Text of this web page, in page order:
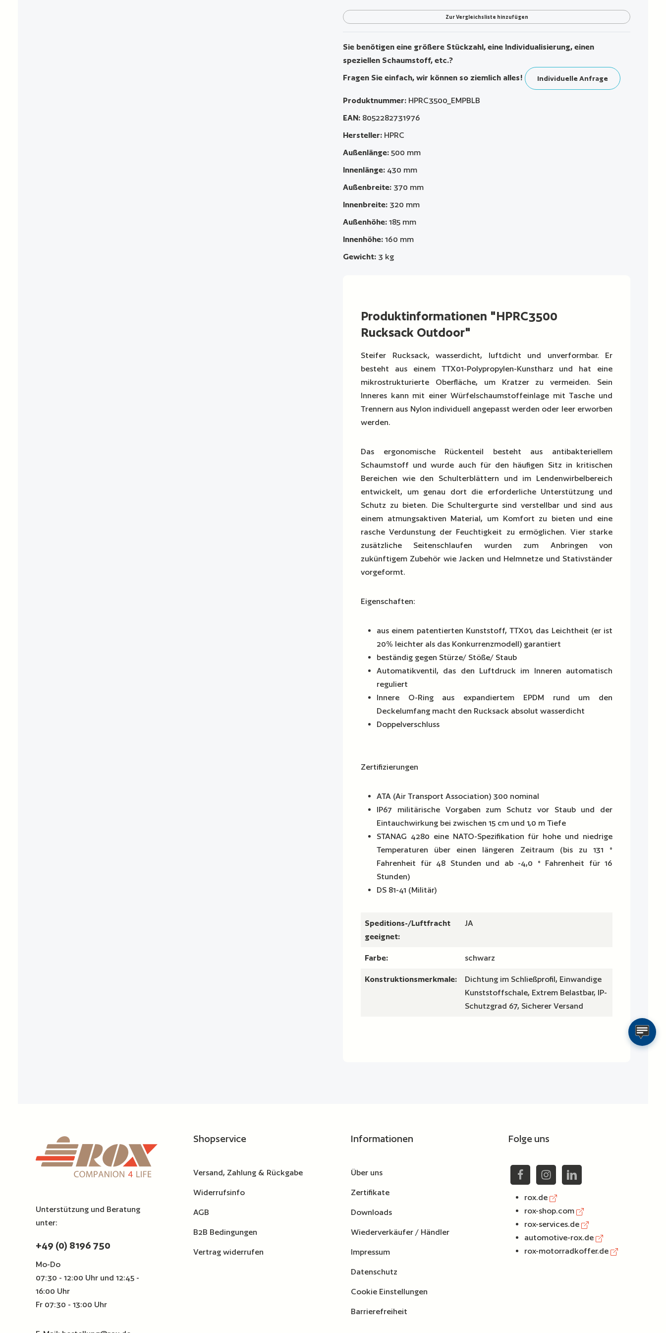
Zur Vergleichsliste hinzufügen
Sie benötigen eine größere Stückzahl, eine Individualisierung, einen
speziellen Schaumstoff, etc.?
Fragen Sie einfach, wir können so ziemlich alles!
Individuelle Anfrage
Produktnummer: HPRC3500_EMPBLB
EAN: 8052282731976
Hersteller: HPRC
Außenlänge: 500 mm
Innenlänge: 430 mm
Außenbreite: 370 mm
Innenbreite: 320 mm
Außenhöhe: 185 mm
Innenhöhe: 160 mm
Gewicht: 3 kg
Produktinformationen "HPRC3500
Rucksack Outdoor"
Steifer Rucksack, wasserdicht, luftdicht und unverformbar. Er
besteht aus einem TTX01-Polypropylen-Kunstharz und hat eine
mikrostrukturierte Oberfläche, um Kratzer zu vermeiden. Sein
Inneres kann mit einer Würfelschaumstoffeinlage mit Tasche und
Trennern aus Nylon individuell angepasst werden oder leer erworben
werden.
Das ergonomische Rückenteil besteht aus antibakteriellem
Schaumstoff und wurde auch für den häufigen Sitz in kritischen
Bereichen wie den Schulterblättern und im Lendenwirbelbereich
entwickelt, um genau dort die erforderliche Unterstützung und
Schutz zu bieten. Die Schultergurte sind verstellbar und sind aus
einem atmungsaktiven Material, um Komfort zu bieten und eine
rasche Verdunstung der Feuchtigkeit zu ermöglichen. Vier starke
zusätzliche Seitenschlaufen wurden zum Anbringen von
zukünftigem Zubehör wie Jacken und Helmnetze und Stativständer
vorgeformt.
Eigenschaften:
aus einem patentierten Kunststoff, TTX01, das Leichtheit (er ist
20% leichter als das Konkurrenzmodell) garantiert
beständig gegen Stürze/ Stöße/ Staub
Automatikventil, das den Luftdruck im Inneren automatisch
reguliert
Innere O-Ring aus expandiertem EPDM rund um den
Deckelumfang macht den Rucksack absolut wasserdicht
Doppelverschluss
Zertifizierungen
ATA (Air Transport Association) 300 nominal
IP67 militärische Vorgaben zum Schutz vor Staub und der
Eintauchwirkung bei zwischen 15 cm und 1,0 m Tiefe
STANAG 4280 eine NATO-Spezifikation für hohe und niedrige
Temperaturen über einen längeren Zeitraum (bis zu 131 °
Fahrenheit für 48 Stunden und ab -4,0 ° Fahrenheit für 16
Stunden)
DS 81-41 (Militär)
Speditions-/Luftfracht
geeignet:
JA
Farbe: schwarz
Konstruktionsmerkmale:
Dichtung im Schließprofil, Einwandige
Kunststoffschale, Extrem Belastbar, IP-
Schutzgrad 67, Sicherer Versand
Unterstützung und Beratung
unter:
+49 (0) 8196 750
Mo-Do
07:30 - 12:00 Uhr und 12:45 -
16:00 Uhr
Fr 07:30 - 13:00 Uhr
Shopservice
Versand, Zahlung & Rückgabe
Widerrufsinfo
AGB
B2B Bedingungen
Vertrag widerrufen
Informationen
Über uns
Zertifikate
Downloads
Wiederverkäufer / Händler
Impressum
Datenschutz
Cookie Einstellungen
Barrierefreiheit
Folge uns
rox.de
rox-shop.com
rox-services.de
automotive-rox.de
rox-motorradkoffer.de